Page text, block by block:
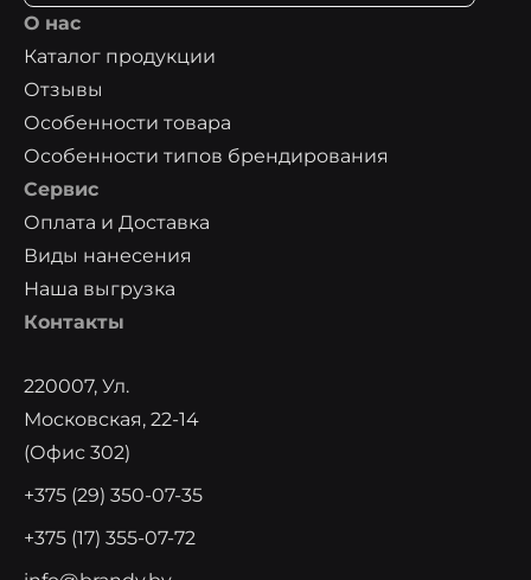
О нас
Каталог продукции
Отзывы
Особенности товара
Особенности типов брендирования
Сервис
Оплата и Доставка
Виды нанесения
Наша выгрузка
Контакты
220007, Ул.
Московская, 22-14
(офис 302)
+375 (29) 350-07-35
+375 (17) 355-07-72